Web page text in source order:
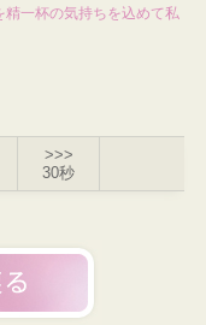
一杯の気持ちを込めて私
>>>
30秒